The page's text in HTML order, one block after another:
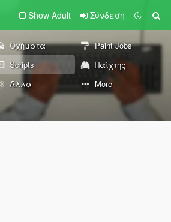
Show Adult Σύνδεση
Οχήματα
Paint Jobs
Scripts
Παίχτης
Άλλα More